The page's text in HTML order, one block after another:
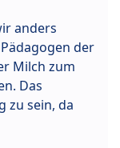
anders
der
Milch zum
Das
zu sein, da